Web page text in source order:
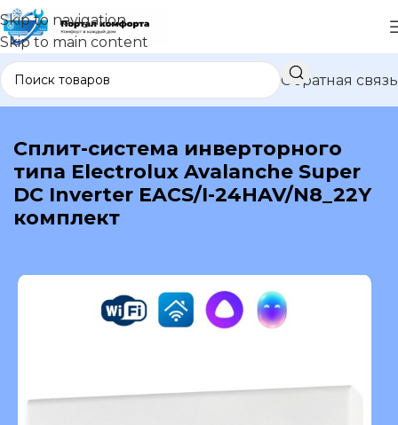
Skip to navigation
Skip to main content
Обратная связь
В каталог
Сплит-система инверторного
типа Electrolux Avalanche Super
DC Inverter EACS/I-24HAV/N8_22Y
комплект